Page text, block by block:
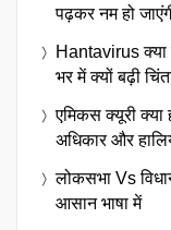
पढ़कर नम हो
Hantavirus
भर में क्यों बढ़ी
एमिकस क्यूरी क्या
अधिकार और
लोकसभा Vs
आसान भाषा में